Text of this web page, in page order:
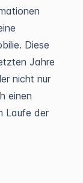
Diese
Jahre
nicht nur
einen
Laufe der